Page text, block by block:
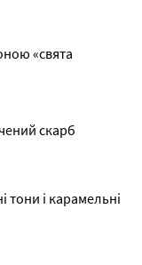
«свята
скарб
тони і карамельні